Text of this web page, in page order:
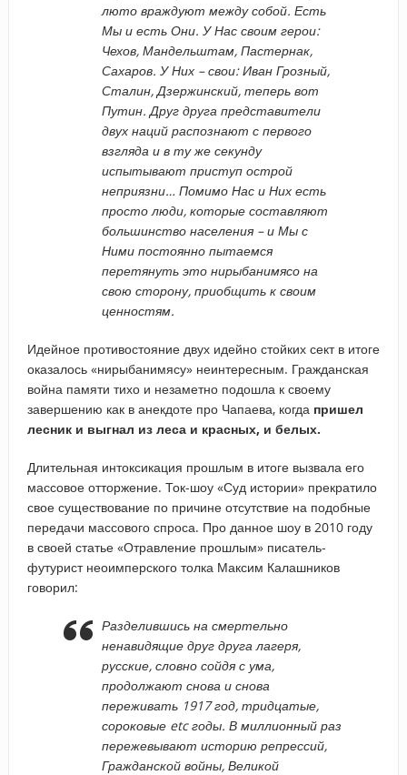
люто враждуют между собой. Есть
Мы и есть Они. У Нас своим герои:
Чехов, Мандельштам, Пастернак,
Сахаров. У Них – свои: Иван Грозный,
Сталин, Дзержинский, теперь вот
Путин. Друг друга представители
двух наций распознают с первого
взгляда и в ту же секунду
испытывают приступ острой
неприязни… Помимо Нас и Них есть
просто люди, которые составляют
большинство населения – и Мы с
Ними постоянно пытаемся
перетянуть это нирыбанимясо на
свою сторону, приобщить к своим
ценностям.
Идейное противостояние двух идейно стойких сект в итоге
оказалось «нирыбанимясу» неинтересным. Гражданская
война памяти тихо и незаметно подошла к своему
завершению как в анекдоте про Чапаева, когда пришел
лесник и выгнал из леса и красных, и белых.
Длительная интоксикация прошлым в итоге вызвала его
массовое отторжение. Ток-шоу «Суд истории» прекратило
свое существование по причине отсутствие на подобные
передачи массового спроса. Про данное шоу в 2010 году
в своей статье «Отравление прошлым» писатель-
футурист неоимперского толка Максим Калашников
говорил:
Разделившись на смертельно
ненавидящие друг друга лагеря,
русские, словно сойдя с ума,
продолжают снова и снова
переживать 1917 год, тридцатые,
сороковые etc годы. В миллионный раз
пережевывают историю репрессий,
Гражданской войны, Великой